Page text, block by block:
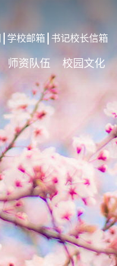
学校邮箱 书记校长信箱
师资队伍 校园文化